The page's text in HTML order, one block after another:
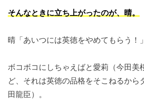
そんなときに立ち上がったのが、晴。
晴「あいつには英徳をやめてもらう！」
ボコボコにしちゃえばと愛莉（今田美
ど、それは英徳の品格をそこねるから
田龍臣）。